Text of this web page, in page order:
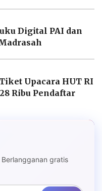
Digital PAI dan
Upacara HUT RI
Ribu Pendaftar
gratis